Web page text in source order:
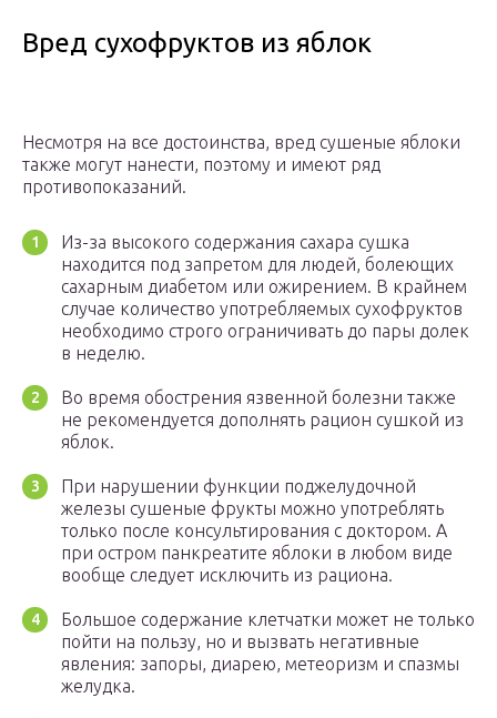
Вред сухофруктов из яблок
Несмотря на все достоинства, вред сушеные яблоки
также могут нанести, поэтому и имеют ряд
противопоказаний.
Из-за высокого содержания сахара сушка
находится под запретом для людей, болеющих
сахарным диабетом или ожирением. В крайнем
случае количество употребляемых сухофруктов
необходимо строго ограничивать до пары долек
в неделю.
Во время обострения язвенной болезни также
не рекомендуется дополнять рацион сушкой из
яблок.
При нарушении функции поджелудочной
железы сушеные фрукты можно употреблять
только после консультирования с доктором. А
при остром панкреатите яблоки в любом виде
вообще следует исключить из рациона.
Большое содержание клетчатки может не только
пойти на пользу, но и вызвать негативные
явления: запоры, диарею, метеоризм и спазмы
желудка.